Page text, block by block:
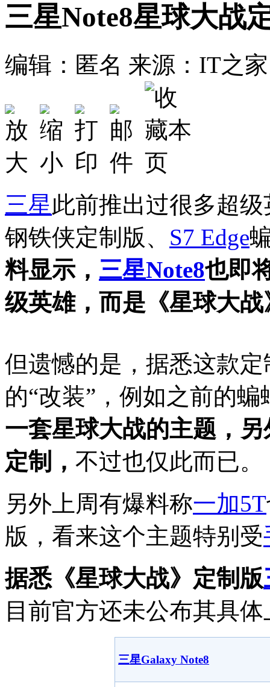
三星Note8星球大战
编辑：匿名 来源：IT之家
三星此前推出过很多超
钢铁侠定制版、 S7 Edge
料显示， 三星Note8也即
级英雄，而是《星球大战
但遗憾的是，据悉这款定
的“改装”，例如之前的蝙
一套星球大战的主题，
定制， 不过也仅此而已。
另外上周有爆料称一加5T
版，看来这个主题特别受
据悉《星球大战》定制版
目前官方还未公布其具
三星Galaxy Note8